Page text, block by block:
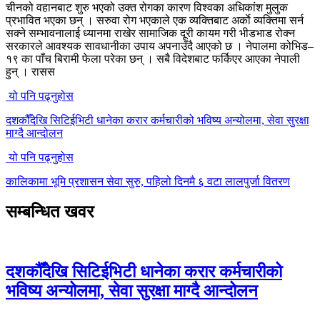
चीनको वहानबाट शुरु भएको उक्त रोगका कारण विश्वका अधिकांश मुलुक
प्रभावित भएका छन् । सरुवा रोग भएकाले एक व्यक्तिबाट अर्काे व्यक्तिमा सर्न
सक्ने सम्भावनालाई ध्यानमा राखेर सामाजिक दूरी कायम गरी भीडभाड रोक्न
सरकारले आवश्यक सावधानीका उपाय अपनाउँदै आएको छ । नेपालमा कोभिड–
१९ का पाँच बिरामी फेला परेका छन् । सबै विदेशबाट फर्किएर आएका नेपाली
हुन् । रासस
यो पनि पढ्नुहोस
दशकौँदेखि सिटिईभिटी धानेका करार कर्मचारीको भविष्य अन्योलमा, सेवा सुरक्षा
माग्दै आन्दोलन
यो पनि पढ्नुहोस
कालिकामा भूमि प्रशासन सेवा सुरु, पहिलो दिनमै ६ वटा लालपुर्जा वितरण
सम्बन्धित खवर
दशकौँदेखि सिटिईभिटी धानेका करार कर्मचारीको
भविष्य अन्योलमा, सेवा सुरक्षा माग्दै आन्दोलन